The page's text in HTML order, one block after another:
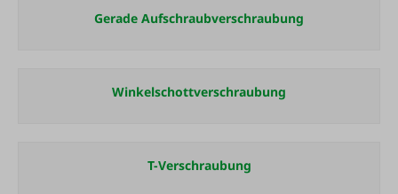
Gerade Aufschraubverschraubung
Winkelschottverschraubung
T-Verschraubung